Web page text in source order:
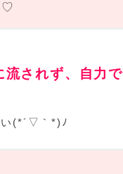
♡
流されず、自力で
い(*´▽｀*)ﾉ